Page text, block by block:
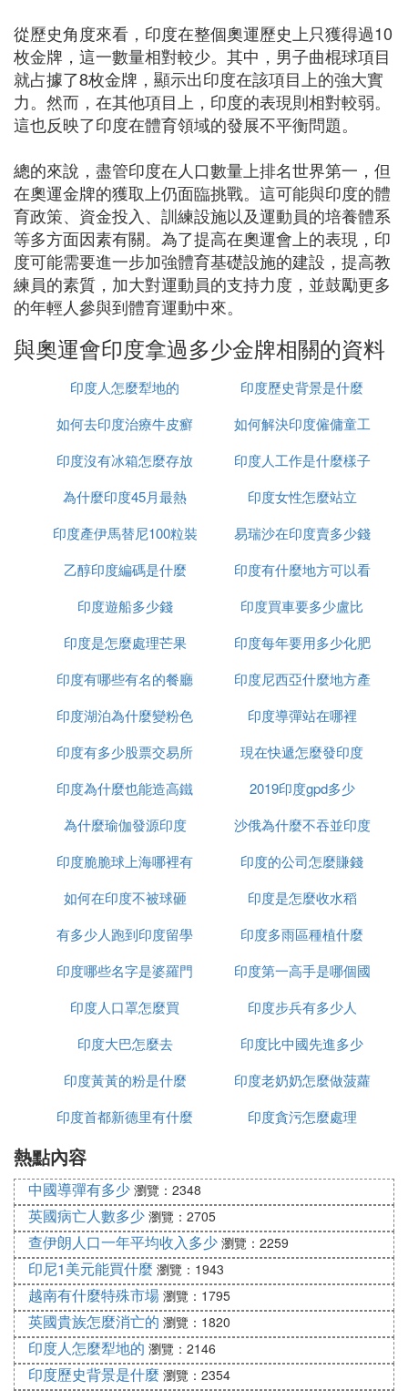
從歷史角度來看，印度在整個奧運歷史上只獲得過10
枚金牌，這一數量相對較少。其中，男子曲棍球項目
就占據了8枚金牌，顯示出印度在該項目上的強大實
力。然而，在其他項目上，印度的表現則相對較弱。
這也反映了印度在體育領域的發展不平衡問題。
總的來說，盡管印度在人口數量上排名世界第一，但
在奧運金牌的獲取上仍面臨挑戰。這可能與印度的體
育政策、資金投入、訓練設施以及運動員的培養體系
等多方面因素有關。為了提高在奧運會上的表現，印
度可能需要進一步加強體育基礎設施的建設，提高教
練員的素質，加大對運動員的支持力度，並鼓勵更多
的年輕人參與到體育運動中來。
與奧運會印度拿過多少金牌相關的資料
印度人怎麼犁地的
印度歷史背景是什麼
如何去印度治療牛皮癬
如何解決印度僱傭童工
的問題
印度沒有冰箱怎麼存放
食物
印度人工作是什麼樣子
為什麼印度45月最熱
印度女性怎麼站立
印度產伊馬替尼100粒裝
多少錢
易瑞沙在印度賣多少錢
一粒
乙醇印度編碼是什麼
印度有什麼地方可以看
到太陽
印度遊船多少錢
印度買車要多少盧比
印度是怎麼處理芒果
印度每年要用多少化肥
印度有哪些有名的餐廳
印度尼西亞什麼地方產
榴槤
印度湖泊為什麼變粉色
印度導彈站在哪裡
印度有多少股票交易所
現在快遞怎麼發印度
印度為什麼也能造高鐵
2019印度gpd多少
為什麼瑜伽發源印度
沙俄為什麼不吞並印度
印度脆脆球上海哪裡有
印度的公司怎麼賺錢
如何在印度不被球砸
印度是怎麼收水稻
有多少人跑到印度留學
印度多雨區種植什麼
印度哪些名字是婆羅門
種姓
印度第一高手是哪個國
家
印度人口罩怎麼買
印度步兵有多少人
印度大巴怎麼去
印度比中國先進多少
印度黃黃的粉是什麼
印度老奶奶怎麼做菠蘿
印度首都新德里有什麼
印度貪污怎麼處理
熱點內容
中國導彈有多少 瀏覽：2348
英國病亡人數多少 瀏覽：2705
查伊朗人口一年平均收入多少 瀏覽：2259
印尼1美元能買什麼 瀏覽：1943
越南有什麼特殊市場 瀏覽：1795
英國貴族怎麼消亡的 瀏覽：1820
印度人怎麼犁地的 瀏覽：2146
印度歷史背景是什麼 瀏覽：2354